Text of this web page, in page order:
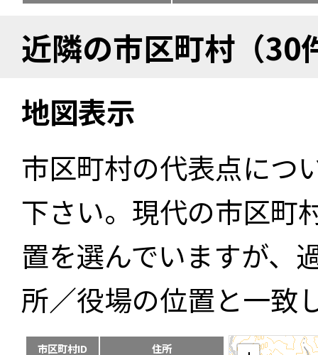
近隣の市区町村（30
地図表示
市区町村の代表点につ
下さい。現代の市区町
置を選んでいますが、
所／役場の位置と一致
市区町村ID 住所